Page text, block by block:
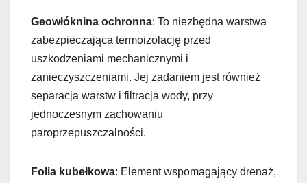
Geowłóknina ochronna: To niezbędna warstwa
zabezpieczająca termoizolację przed
uszkodzeniami mechanicznymi i
zanieczyszczeniami. Jej zadaniem jest również
separacja warstw i filtracja wody, przy
jednoczesnym zachowaniu
paroprzepuszczalności.
Folia kubełkowa: Element wspomagający drenaż,